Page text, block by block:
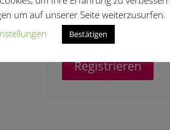
Benutzererfahrung auf
Konto zu verwalten und für
Datenschutzerklärung
Registrieren
um auf unserer Seite weiterzusurfen.
Bestätigen